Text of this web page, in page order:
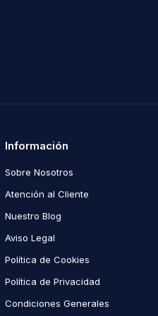
Información
Sobre Nosotros
Atención al Cliente
Nuestro Blog
Aviso Legal
Política de Cookies
Política de Privacidad
Condiciones Generales